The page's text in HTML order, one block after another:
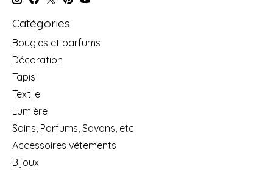
Catégories
Bougies et parfums
Décoration
Tapis
Textile
Lumière
Soins, Parfums, Savons, etc
Accessoires vêtements
Bijoux